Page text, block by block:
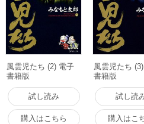
風雲児たち (2) 電子
書籍版
試し読み
購入はこちら
風雲児たち
書籍版
試し読
購入はこ